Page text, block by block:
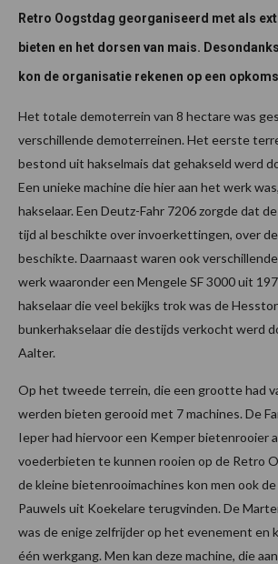
Retro Oogstdag georganiseerd met als
bieten en het dorsen van mais.
kon de organisatie rekenen op een
Het totale demoterrein van 8 hectare was
verschillende demoterreinen. Het eerste
bestond uit hakselmais dat gehakseld werd
Een unieke machine die hier aan het werk
hakselaar. Een Deutz-Fahr 7206 zorgde dat
tijd al beschikte over invoerkettingen, over de
beschikte. Daarnaast waren ook
werk waaronder een Mengele SF 3000 uit
hakselaar die veel bekijks trok was de
bunkerhakselaar die destijds verkocht werd
Aalter.
Op het tweede terrein, die een grootte had
werden bieten gerooid met 7 machines. De
Ieper had hiervoor een Kemper bietenrooier
voederbieten te kunnen rooien op de Retro
de kleine bietenrooimachines kon men ook
Pauwels uit Koekelare terugvinden. De
was de enige zelfrijder op het evenement en
één werkgang. Men kan deze machine, die